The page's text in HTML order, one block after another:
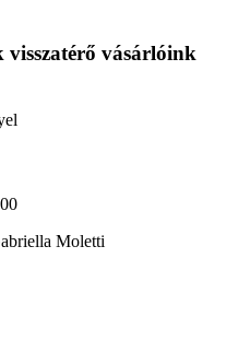
visszatérő vásárlóink
Moletti